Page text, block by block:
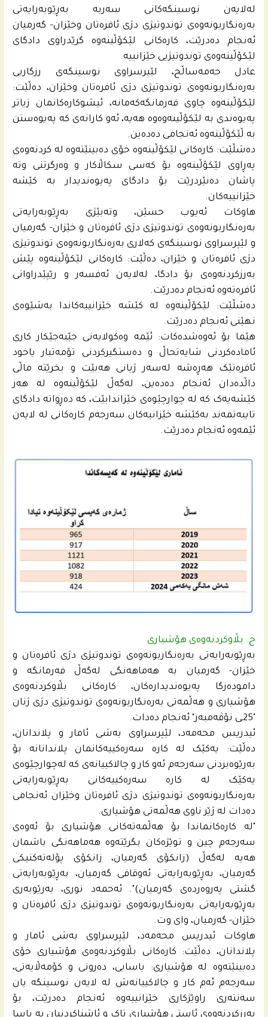
لەلایەن نوسینگەکانی سەربە بەڕێوبەرایەتی
بەرەنگاربونەوەی توندوتیژی دژی ئافرەتان وخێزان- گەرمیان
ئه‌نجام دەدرێت، کارەکانی لێکۆڵینەوە گرێدراوی دادگای
لێکۆڵینەوەی توندوتیژیی خێزانییە.
عادل حه‌مەساڵح، لێپرسراوی نوسینگەی رزگاریی
بەرەنگاربونەوەی توندوتیژی دژی ئافرەتان وخێزان، دەڵێت:
لێکۆڵینەوە چاوی فەرمانگەکەمانە، ئیشوکارەکانمان زیاتر
پەیوەندی بە لێکۆڵینەوەوە هەیه‌، ئەو کارانەی کە پەیوەستن
بە ڵێکۆڵینەوە ئەنجامی دەدەین.
دەشڵێت: کارەکانی لێکۆڵینەوە خۆی دەبینێتەوە لە کردنەوەی
پەڕاوی لێکۆڵینەوە بۆ کەسی سکاڵاکار و وەرگرتنی وتە
پاشان دەنێردرێت بۆ دادگای پەیوەندیدار بە کێشە
خێزانییەکان.
هاوکات ئەیوب حسێن، وتەبێژی بەڕێوبەرایەتی
بەرەنگاربونەوەی توندوتیژی دژی ئافرەتان و خێزان- گەرمیان
و لێپرسراوی نوسینگەی كه‌لاری بەرەنگاربونەوەی توندوتيژی
دژی ئافرەتان و خێزان، دەڵێت: کارەکانی لێکۆڵینەوە پێش
بەرزکردنەوەی بۆ دادگا، لەلایەن ئەفسەر و رێپێدراوانی
ئافرەتەوە ئەنجام دەدرێت.
دەشڵێت: لێکۆڵینەوە لە کێشە خێزانییەکاندا بەشێوەی
نهێنی ئەنجام دەدرێت.
هێما بۆ ئەوەشدەکات: ئێمە وەکولایەنی جێبەجێکار کاری
ئامادەکردنی شایەتحاڵ و دەستگیرکردنی تۆمەتبار یاخود
ئافرەتێک هەڕەشە لەسەر ژیانی هه‌بێت و بخرێتە ماڵی
داڵدەدان ئه‌نجام ده‌ده‌ین، له‌گه‌ڵ لێكۆڵینه‌وه‌ له‌ هەر
کێشەیەک کە لە چوارچێوەی خێزاندابێت، کە دەڕواتە دادگای
تایبەتمەند بەکێشە خێزانیەکان سەرجەم کاره‌كانى لە لایەن
ئێمەوە ئەنجام دەدرێت.
ج. بڵاوکردنەوەی هۆشیاری
بەڕێوبەرایەتی بەرەنگاربونەوەی توندوتیژی دژی ئافرەتان و
خێزان- گەرمیان بە هەماهەنگی لەگەڵ فەرمانگە و
دامودەزگا پەیوەندیدارەکان، کارەکانی بڵاوکردنەوەی
هۆشیاری و هەڵمەتی به‌ره‌نگاربونه‌وه‌ى توندوتیژی دژى ژنان
"25ـى نۆڤه‌مبه‌ر" ئەنجام دەدات.
ئیدریس محه‌مه‌د، لێپرسراوی بەشی ئامار و پلاندانان،
دەڵێت: یەکێک لە کارە سەرەکییەکانمان پلاندانانە بۆ
بەرێوەبردنی سەرجەم ئەو کار و چالاکییانەی کە لەچوارچێوەی
یەکێک لە کارە سەره‌کییەکانی بەڕێوبەرایەتی
بەرەنگاربونەوەی توندوتیژی دژی ئافرەتان وخێزان ئەنجامی
دەدات لە ژێر ناوی هەڵمەتی هۆشیاری.
"لە کارەکانماندا بۆ هەڵمەتەکانی هۆشیاری بۆ ئەوەی
سەرجەم چین و توێژەکان بگرێتەوە هەماهەنگی باشمان
هەیە لەگەڵ (زانکۆی گەرمیان، زانکۆی پۆلەتەکنیکی
گەرمیان، بەڕێوبەرایەتی ئەوقافی گەرمیان، بەڕێوبەرایەتی
گشتی پەروەردەی گەرمیان)". ئەحمه‌د نوری، بەرێوبەری
بەڕێوبەرایەتی بەرەنگاربونەوەی توندوتیژی دژی ئافرەتان و
خێزان- گەرمیان، وای وت.
هاوکات ئیدریس محه‌مه‌د، لێپرسراوی بەشی ئامار و
پلاندانان، دەڵێت: کارەکانی بڵاوکردنەوەی هۆشیاری خۆی
دەبینێتەوە لە هۆشیاری: یاسایی، دەرونی و کۆمەڵایەتی،
سەرجەم ئەم کار و چالاکییانەش لە لایەن نوسینگە یان
سەنتەری راوێژکاری خێزانییەوە ئەنجام دەدرێت، بۆ